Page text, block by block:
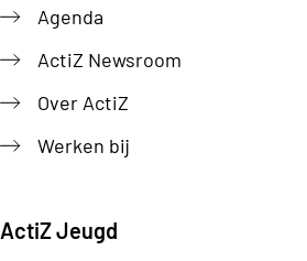
Agenda
ActiZ Newsroom
Over ActiZ
Werken bij
ActiZ Jeugd